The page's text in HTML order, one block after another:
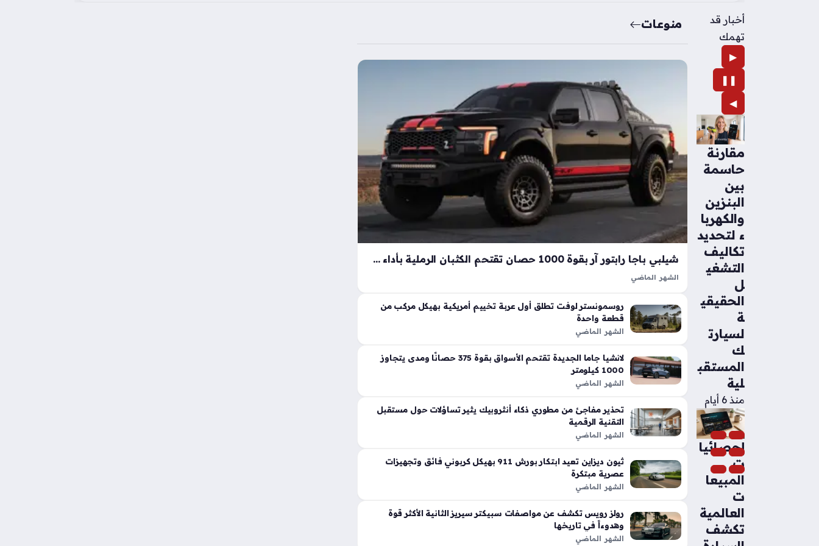
أخبار قد
تهمك
▶
❚❚
◀
مقارنة
حاسمة
بين
البنزين
والكهربا
ء لتحديد
تكاليف
التشغي
ل
الحقيقي
ة
لسيارت
ك
المستقب
لية
منذ 6 أيام
إحصائيا
ت
المبيعا
ت
العالمية
تكشف
منوعات
شيلبي باجا رابتور آر بقوة 1000 حصان تقتحم الكثبان الرملية بأداء خارق
الشهر الماضي
الأداء التقليدية في شاحنات البيك أب، إذ ارتقت بهذه الفئة إلى مستويات غير مسبوقة
بفضل تعديلات…
روسمونستر لوفت تطلق أول عربة تخييم أمريكية بهيكل مركب من
قطعة واحدة
الشهر الماضي
لانشيا جاما الجديدة تقتحم الأسواق بقوة 375 حصانًا ومدى يتجاوز
1000 كيلومتر
الشهر الماضي
تحذير مفاجئ من مطوري ذكاء أنثروبيك يثير تساؤلات حول مستقبل
التقنية الرقمية
الشهر الماضي
ثيون ديزاين تعيد ابتكار بورش 911 بهيكل كربوني فائق وتجهيزات
عصرية مبتكرة
الشهر الماضي
رولز رويس تكشف عن مواصفات سبيكتر سيريز الثانية الأكثر قوة
وهدوءاً في تاريخها
الشهر الماضي